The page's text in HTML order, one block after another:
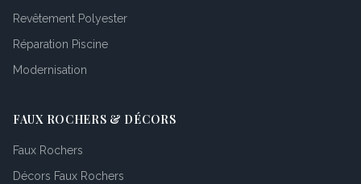
Revêtement Polyester
Réparation Piscine
Modernisation
FAUX ROCHERS & DÉCORS
Faux Rochers
Décors Faux Rochers